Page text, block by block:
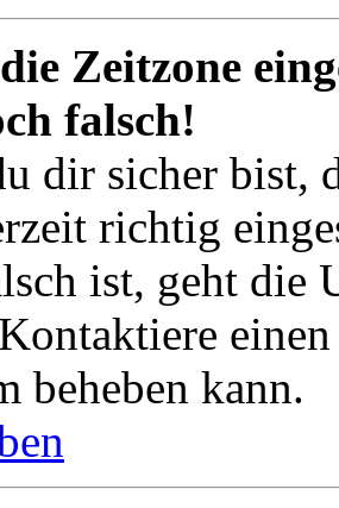
Zeitzone
falsch!
dir sicher bist,
richtig
ist, geht die
beheben kann.